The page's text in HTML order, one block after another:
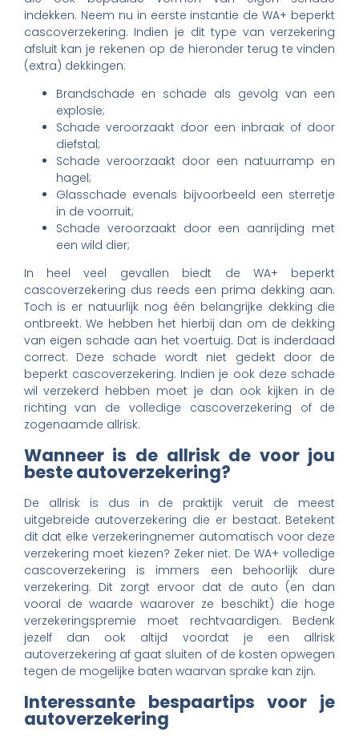
indekken. Neem nu in eerste instantie de WA+ beperkt
cascoverzekering. Indien je dit type van verzekering
afsluit kan je rekenen op de hieronder terug te vinden
(extra) dekkingen:
Brandschade en schade als gevolg van een
explosie;
Schade veroorzaakt door een inbraak of door
diefstal;
Schade veroorzaakt door een natuurramp en
hagel;
Glasschade evenals bijvoorbeeld een sterretje
in de voorruit;
Schade veroorzaakt door een aanrijding met
een wild dier;
In heel veel gevallen biedt de WA+ beperkt
cascoverzekering dus reeds een prima dekking aan.
Toch is er natuurlijk nog één belangrijke dekking die
ontbreekt. We hebben het hierbij dan om de dekking
van eigen schade aan het voertuig. Dat is inderdaad
correct. Deze schade wordt niet gedekt door de
beperkt cascoverzekering. Indien je ook deze schade
wil verzekerd hebben moet je dan ook kijken in de
richting van de volledige cascoverzekering of de
zogenaamde allrisk.
Wanneer is de allrisk de voor jou
beste autoverzekering?
De allrisk is dus in de praktijk veruit de meest
uitgebreide autoverzekering die er bestaat. Betekent
dit dat elke verzekeringnemer automatisch voor deze
verzekering moet kiezen? Zeker niet. De WA+ volledige
cascoverzekering is immers een behoorlijk dure
verzekering. Dit zorgt ervoor dat de auto (en dan
vooral de waarde waarover ze beschikt) die hoge
verzekeringspremie moet rechtvaardigen. Bedenk
jezelf dan ook altijd voordat je een allrisk
autoverzekering af gaat sluiten of de kosten opwegen
tegen de mogelijke baten waarvan sprake kan zijn.
Interessante bespaartips voor je
autoverzekering